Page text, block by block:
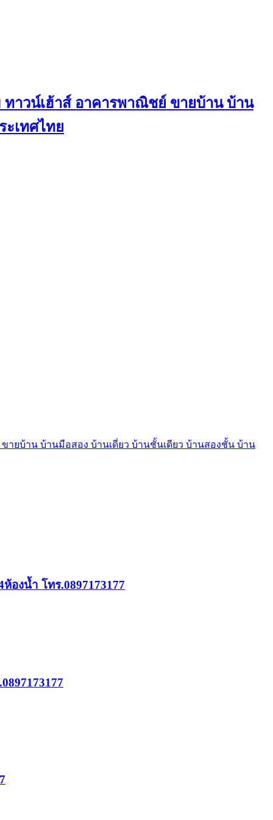
าวน์เฮ้าส์ อาคารพาณิชย์ ขายบ้าน บ้าน
ะเทศไทย
ยบ้าน บ้านมือสอง บ้านเดี่ยว บ้านชั้นเดียว บ้านสองชั้น บ้าน
งน้ำ โทร.0897173177